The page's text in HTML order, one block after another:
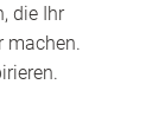
die Ihr
machen.